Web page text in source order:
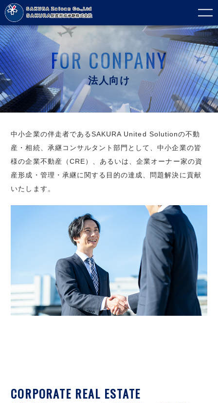
FOR CONPANY
法人向け
中小企業の伴走者であるSAKURA United Solutionの不動
産・相続、承継コンサルタント部門として、中小企業の皆
様の企業不動産（CRE）、あるいは、企業オーナー家の資
産形成・管理・承継に関する目的の達成、問題解決に貢献
いたします。
CORPORATE REAL ESTATE